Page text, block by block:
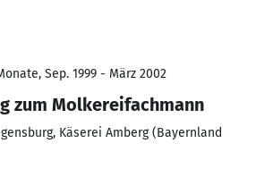
Sep. 1999 - März 2002
zum Molkereifachmann
Käserei Amberg (Bayernland